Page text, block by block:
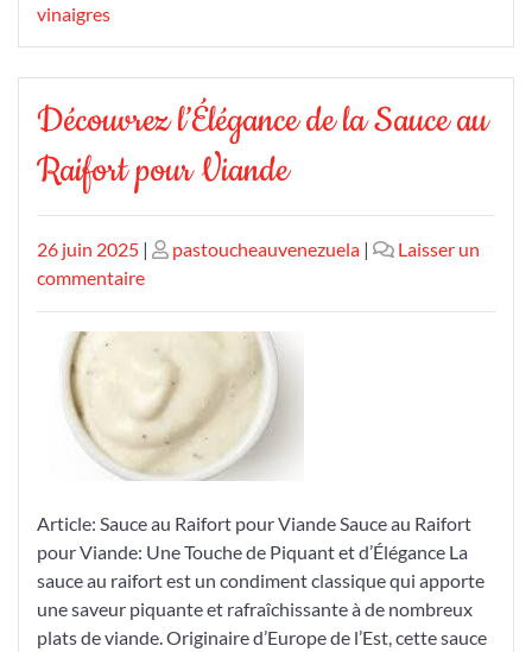
vinaigres
Découvrez l’Élégance de la Sauce au
Raifort pour Viande
Publié
le
26 juin 2025 | Publié
pastoucheauvenezuela |
Laisser un
commentairesur
l’Élégance
de
la
Sauce
au
Raifort
Viande
Article: Sauce au Raifort pour Viande Sauce au Raifort
pour Viande: Une Touche de Piquant et d’Élégance La
sauce au raifort est un condiment classique qui apporte
une saveur piquante et rafraîchissante à de nombreux
plats de viande. Originaire d’Europe de l’Est, cette sauce